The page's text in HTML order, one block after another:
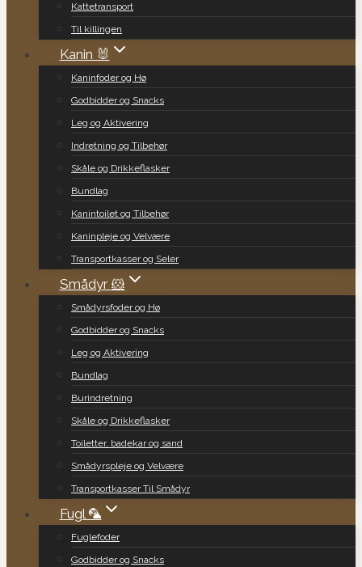
Kattetransport
Til killingen
Kanin 🐰
Kaninfoder og Hø
Godbidder og Snacks
Leg og Aktivering
Indretning og Tilbehør
Skåle og Drikkeflasker
Bundlag
Kanintoilet og Tilbehør
Kaninpleje og Velvære
Transportkasser og Seler
Smådyr 🐹
Smådyrsfoder og Hø
Godbidder og Snacks
Leg og Aktivering
Bundlag
Burindretning
Skåle og Drikkeflasker
Toiletter, badekar og sand
Smådyrspleje og Velvære
Transportkasser Til Smådyr
Fugl 🦜
Fuglefoder
Godbidder og Snacks